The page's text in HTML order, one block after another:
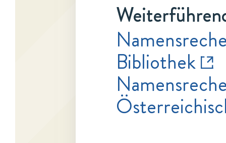
Bibliothek